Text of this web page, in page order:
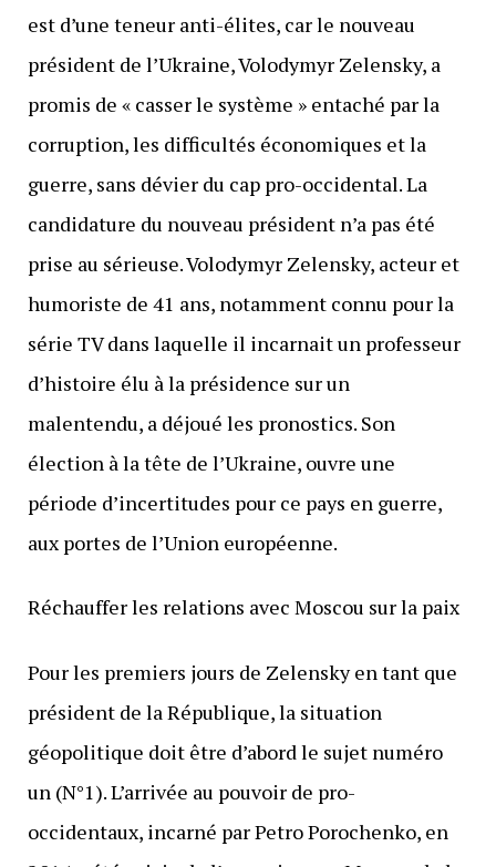
est d’une teneur anti-élites, car le nouveau
président de l’Ukraine, Volodymyr Zelensky, a
promis de « casser le système » entaché par la
corruption, les difficultés économiques et la
guerre, sans dévier du cap pro-occidental. La
candidature du nouveau président n’a pas été
prise au sérieuse. Volodymyr Zelensky, acteur et
humoriste de 41 ans, notamment connu pour la
série TV dans laquelle il incarnait un professeur
d’histoire élu à la présidence sur un
malentendu, a déjoué les pronostics. Son
élection à la tête de l’Ukraine, ouvre une
période d’incertitudes pour ce pays en guerre,
aux portes de l’Union européenne.
Réchauffer les relations avec Moscou sur la paix
Pour les premiers jours de Zelensky en tant que
président de la République, la situation
géopolitique doit être d’abord le sujet numéro
un (N°1). L’arrivée au pouvoir de pro-
occidentaux, incarné par Petro Porochenko, en